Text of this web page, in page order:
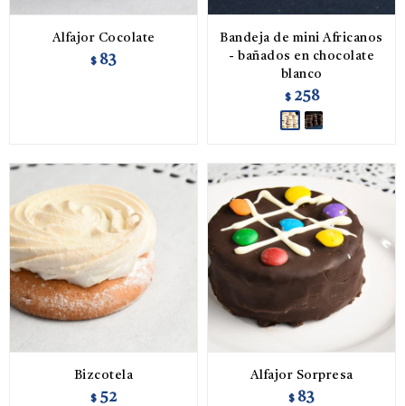
Alfajor Cocolate
$ 83
Bandeja de mini Africanos
- bañados en chocolate
blanco
$ 258
Bizcotela
$ 52
Alfajor Sorpresa
$ 83